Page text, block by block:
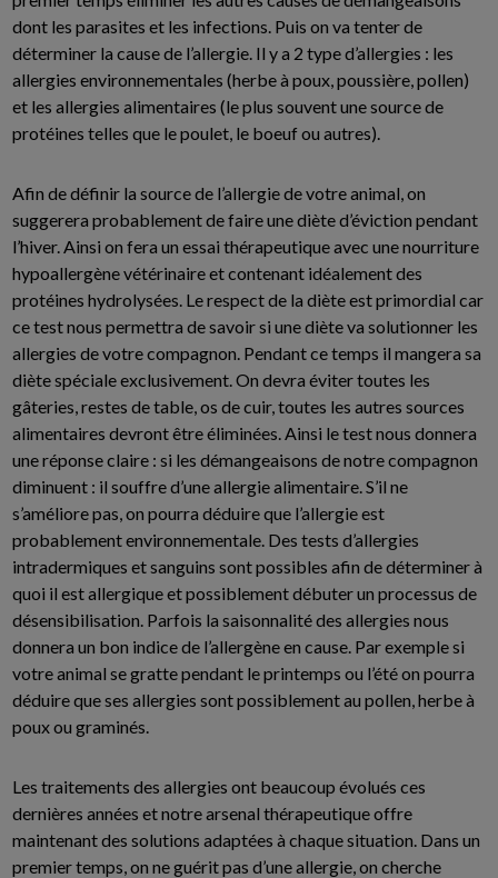
dont les parasites et les infections. Puis on va tenter de
déterminer la cause de l’allergie. Il y a 2 type d’allergies : les
allergies environnementales (herbe à poux, poussière, pollen)
et les allergies alimentaires (le plus souvent une source de
protéines telles que le poulet, le boeuf ou autres).
Afin de définir la source de l’allergie de votre animal, on
suggerera probablement de faire une diète d’éviction pendant
l’hiver. Ainsi on fera un essai thérapeutique avec une nourriture
hypoallergène vétérinaire et contenant idéalement des
protéines hydrolysées. Le respect de la diète est primordial car
ce test nous permettra de savoir si une diète va solutionner les
allergies de votre compagnon. Pendant ce temps il mangera sa
diète spéciale exclusivement. On devra éviter toutes les
gâteries, restes de table, os de cuir, toutes les autres sources
alimentaires devront être éliminées. Ainsi le test nous donnera
une réponse claire : si les démangeaisons de notre compagnon
diminuent : il souffre d’une allergie alimentaire. S’il ne
s’améliore pas, on pourra déduire que l’allergie est
probablement environnementale. Des tests d’allergies
intradermiques et sanguins sont possibles afin de déterminer à
quoi il est allergique et possiblement débuter un processus de
désensibilisation. Parfois la saisonnalité des allergies nous
donnera un bon indice de l’allergène en cause. Par exemple si
votre animal se gratte pendant le printemps ou l’été on pourra
déduire que ses allergies sont possiblement au pollen, herbe à
poux ou graminés.
Les traitements des allergies ont beaucoup évolués ces
dernières années et notre arsenal thérapeutique offre
maintenant des solutions adaptées à chaque situation. Dans un
premier temps, on ne guérit pas d’une allergie, on cherche